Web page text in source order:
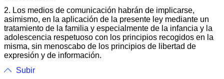
2. Los medios de comunicación habrán de implicarse,
asimismo, en la aplicación de la presente ley mediante un
tratamiento de la familia y especialmente de la infancia y la
adolescencia respetuoso con los principios recogidos en la
misma, sin menoscabo de los principios de libertad de
expresión y de información.
Subir